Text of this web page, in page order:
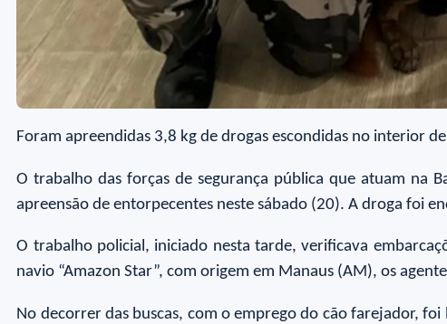
Foram apreendidas 3,8 kg de drogas escondidas no interior
O trabalho das forças de segurança pública que atuam na
apreensão de entorpecentes neste sábado (20). A droga foi
O trabalho policial, iniciado nesta tarde, verificava
navio “Amazon Star”, com origem em Manaus (AM), os
No decorrer das buscas, com o emprego do cão farejador,